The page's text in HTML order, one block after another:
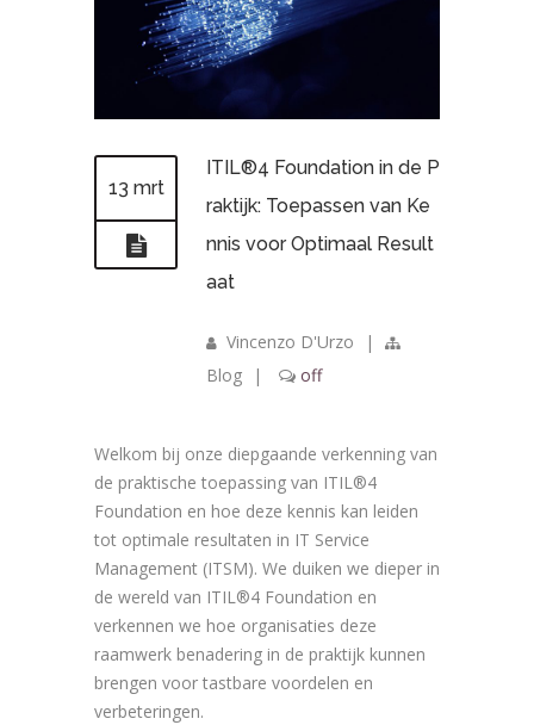
13 mrt
ITIL®4 Foundation in de P
raktijk: Toepassen van Ke
nnis voor Optimaal Result
aat
Vincenzo D'Urzo
|
Blog
| off
Welkom bij onze diepgaande verkenning van
de praktische toepassing van ITIL®4
Foundation en hoe deze kennis kan leiden
tot optimale resultaten in IT Service
Management (ITSM). We duiken we dieper in
de wereld van ITIL®4 Foundation en
verkennen we hoe organisaties deze
raamwerk benadering in de praktijk kunnen
brengen voor tastbare voordelen en
verbeteringen.